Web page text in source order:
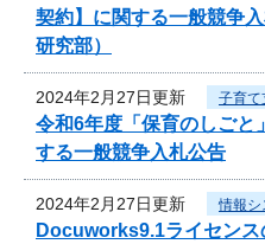
契約】に関する一般競争
研究部）
2024年2月27日更新 子育て
令和6年度「保育のしごと
する一般競争入札公告
2024年2月27日更新 情報シ
Docuworks9.1ライセンス